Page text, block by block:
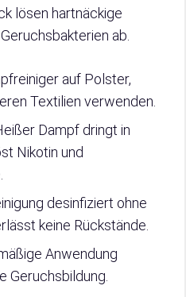
lösen hartnäckige
ab.
auf Polster,
Textilien verwenden.
Dampf dringt in
Nikotin und
desinfiziert ohne
keine Rückstände.
Anwendung
Geruchsbildung.